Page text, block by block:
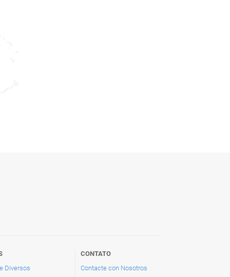
Diversos
CONTATO
Contacte con Nosotros